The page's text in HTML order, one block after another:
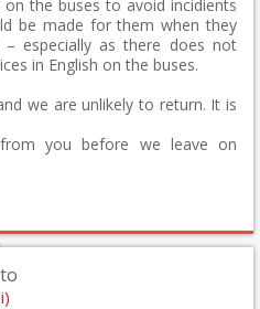
the buses to avoid incidients
be made for them when they
especially as there does not
in English on the buses.
we are unlikely to return. It is
you before we leave on